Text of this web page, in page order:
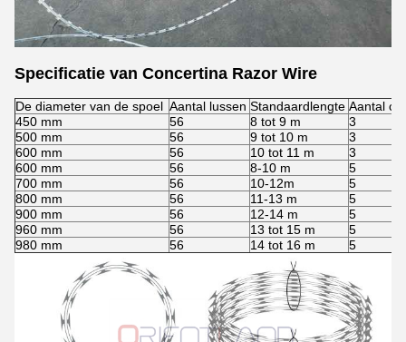
Specificatie van Concertina Razor Wire
De diameter van de spoel Aantal lussen Standaardlengte Aantal
450 mm
56 8 tot 9 m
3
500 mm
56 9 tot 10 m
3
600 mm
56 10 tot 11 m
3
600 mm
56 8-10 m
5
700 mm
56 10-12m
5
800 mm
56 11-13 m
5
900 mm
56 12-14 m
5
960 mm
56 13 tot 15 m
5
980 mm
56 14 tot 16 m 5